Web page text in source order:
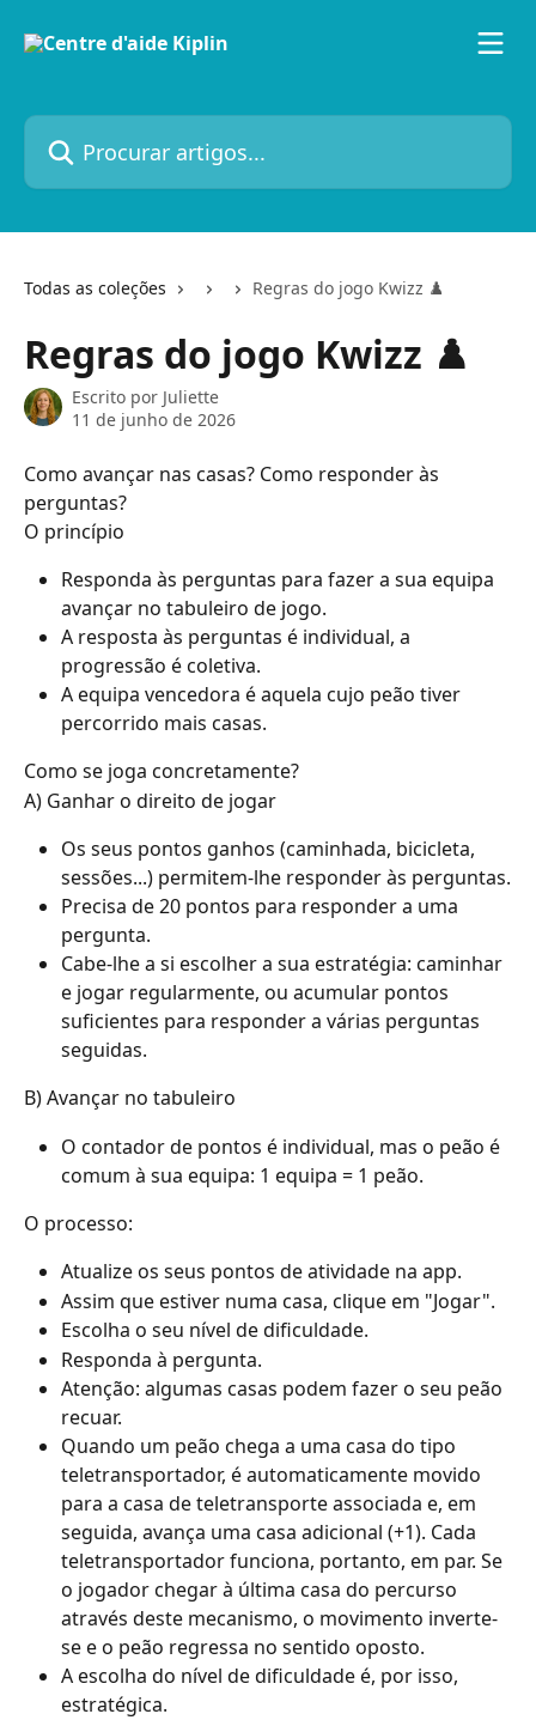
Procurar artigos...
Todas as coleções Regras do jogo Kwizz ♟️
Regras do jogo Kwizz ♟️
Escrito por Juliette
11 de junho de 2026
Como avançar nas casas? Como responder às
perguntas?
O princípio
Responda às perguntas para fazer a sua equipa
avançar no tabuleiro de jogo.
A resposta às perguntas é individual, a
progressão é coletiva.
A equipa vencedora é aquela cujo peão tiver
percorrido mais casas.
Como se joga concretamente?
A) Ganhar o direito de jogar
Os seus pontos ganhos (caminhada, bicicleta,
sessões...) permitem-lhe responder às perguntas.
Precisa de 20 pontos para responder a uma
pergunta.
Cabe-lhe a si escolher a sua estratégia: caminhar
e jogar regularmente, ou acumular pontos
suficientes para responder a várias perguntas
seguidas.
B) Avançar no tabuleiro
O contador de pontos é individual, mas o peão é
comum à sua equipa: 1 equipa = 1 peão.
O processo:
Atualize os seus pontos de atividade na app.
Assim que estiver numa casa, clique em "Jogar".
Escolha o seu nível de dificuldade.
Responda à pergunta.
Atenção: algumas casas podem fazer o seu peão
recuar.
Quando um peão chega a uma casa do tipo
teletransportador, é automaticamente movido
para a casa de teletransporte associada e, em
seguida, avança uma casa adicional (+1). Cada
teletransportador funciona, portanto, em par. Se
o jogador chegar à última casa do percurso
através deste mecanismo, o movimento inverte-
se e o peão regressa no sentido oposto.
A escolha do nível de dificuldade é, por isso,
estratégica.